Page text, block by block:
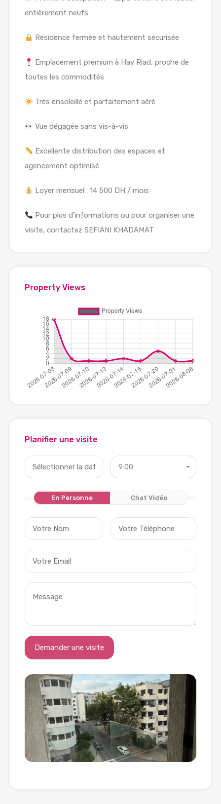
entièrement neufs
Résidence fermée et hautement sécurisée
Emplacement premium à Hay Riad, proche de
toutes les commodités
Très ensoleillé et parfaitement aéré
Vue dégagée sans vis-à-vis
Excellente distribution des espaces et
agencement optimisé
Loyer mensuel : 14 500 DH / mois
Pour plus d’informations ou pour organiser une
visite, contactez SEFIANI KHADAMAT
Property Views
Planifier une visite
9:00
En Personne Chat Vidéo